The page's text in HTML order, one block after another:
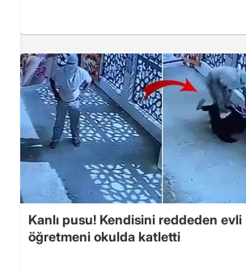
Kanlı pusu! Kendisini reddeden evli
öğretmeni okulda katletti